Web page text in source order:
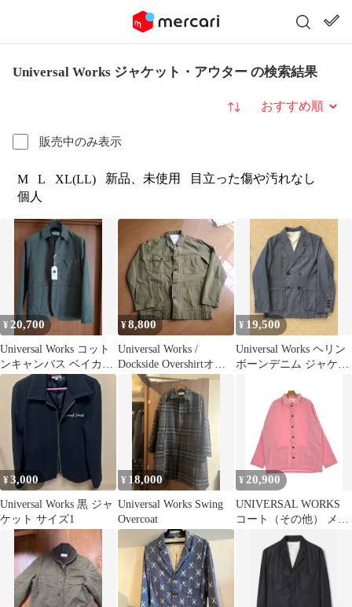
Universal Works ジャケット・アウター の検索結果
販売中のみ表示
並び替え
M L XL(LL) 新品、未使用
目立った傷や汚れなし
個人
¥ 20,700
Universal Works コット
ンキャンバス ベイカー
ジャケット 裏地有り
¥8,800
Universal Works /
Dockside Overshirtオリ
ーブ
¥ 19,500
Universal Works ヘリン
ボーンデニム ジャケッ
¥3,000
Universal Works 黒 ジャ
ケット サイズ1
¥ 18,000
Universal Works Swing
Overcoat
¥ 20,900
UNIVERSAL WORKS
コート（その他） メン
ズ 【古着】【中古】
【送料無料】